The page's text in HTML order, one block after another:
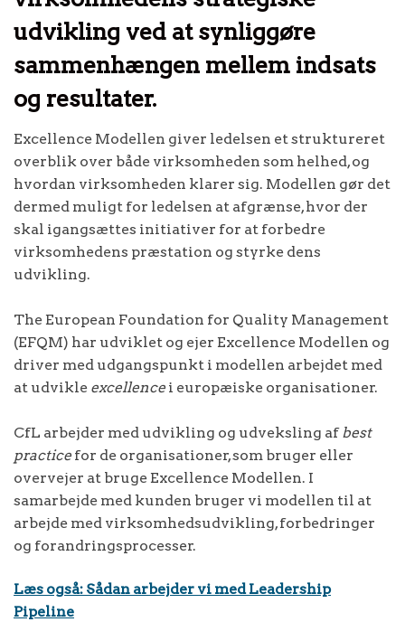
udvikling ved at synliggøre
sammenhængen mellem indsats
og resultater.
Excellence Modellen giver ledelsen et struktureret
overblik over både virksomheden som helhed, og
hvordan virksomheden klarer sig. Modellen gør det
dermed muligt for ledelsen at afgrænse, hvor der
skal igangsættes initiativer for at forbedre
virksomhedens præstation og styrke dens
udvikling.
The European Foundation for Quality Management
(EFQM) har udviklet og ejer Excellence Modellen og
driver med udgangspunkt i modellen arbejdet med
at udvikle excellence i europæiske organisationer.
CfL arbejder med udvikling og udveksling af best
practice for de organisationer, som bruger eller
overvejer at bruge Excellence Modellen. I
samarbejde med kunden bruger vi modellen til at
arbejde med virksomhedsudvikling, forbedringer
og forandringsprocesser.
Læs også: Sådan arbejder vi med Leadership
Pipeline